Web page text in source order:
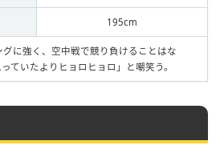
195cm
に強く、空中戦で競り負けることはな
ていたよりヒョロヒョロ」と嘲笑う。